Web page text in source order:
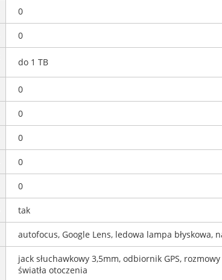
0
0
do 1 TB
0
0
0
0
0
tak
autofocus, Google Lens, ledowa lampa
jack słuchawkowy 3,5mm, odbiornik GPS,
światła otoczenia